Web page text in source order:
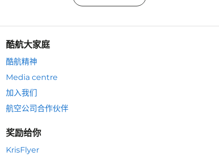
酷航大家庭
酷航精神
Media centre
加入我们
航空公司合作伙伴
奖励给你
KrisFlyer